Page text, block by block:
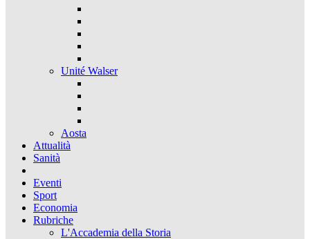
Unité Walser
Aosta
Attualità
Sanità
Eventi
Sport
Economia
Rubriche
L'Accademia della Storia